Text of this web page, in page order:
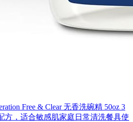
Free & Clear 无香洗碗精 50oz 3
方，适合敏感肌家庭日常清洗餐具使